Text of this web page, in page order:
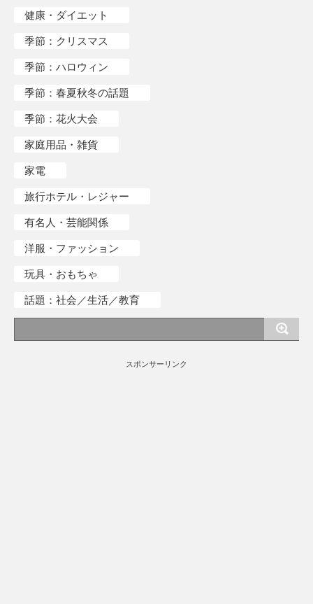
健康・ダイエット
季節：クリスマス
季節：ハロウィン
季節：春夏秋冬の話題
季節：花火大会
家庭用品・雑貨
家電
旅行ホテル・レジャー
有名人・芸能関係
洋服・ファッション
玩具・おもちゃ
話題：社会／生活／教育
スポンサーリンク